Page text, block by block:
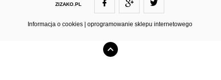
ZIZAKO.PL
Informacja o cookies oprogramowanie sklepu internetowego